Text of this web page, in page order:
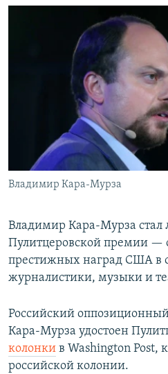
СИБИРЬ.РЕАЛИИ
РАСПИСАНИЕ ВЕЩАНИЯ
ПОДПИШИТЕСЬ НА
СОЦИАЛЬНЫЕ СЕТИ
Все сайты РСЕ/РС
Владимир Кара-Мурза
Владимир Кара-Мурза стал
Пулитцеровской премии —
престижных наград США в
журналистики, музыки и
Российский
Кара-Мурза удостоен
колонки в Washington Post,
российской колонии.